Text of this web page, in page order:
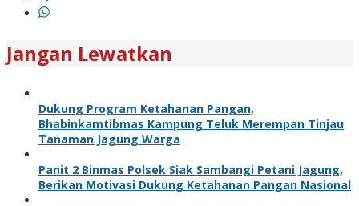
Jangan Lewatkan
Dukung Program Ketahanan Pangan,
Bhabinkamtibmas Kampung Teluk Merempan Tinjau
Tanaman Jagung Warga
Panit 2 Binmas Polsek Siak Sambangi Petani Jagung,
Berikan Motivasi Dukung Ketahanan Pangan Nasional